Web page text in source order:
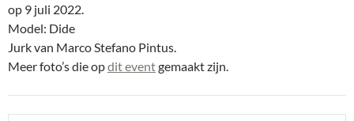
op 9 juli 2022.
Model: Dide
Jurk van Marco Stefano Pintus.
Meer foto’s die opdit eventgemaakt zijn.